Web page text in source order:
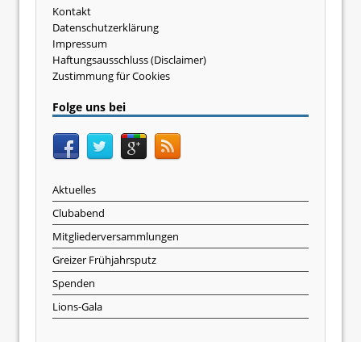
Kontakt
Datenschutzerklärung
Impressum
Haftungsausschluss (Disclaimer)
Zustimmung für Cookies
Folge uns bei
Aktuelles
Clubabend
Mitgliederversammlungen
Greizer Frühjahrsputz
Spenden
Lions-Gala